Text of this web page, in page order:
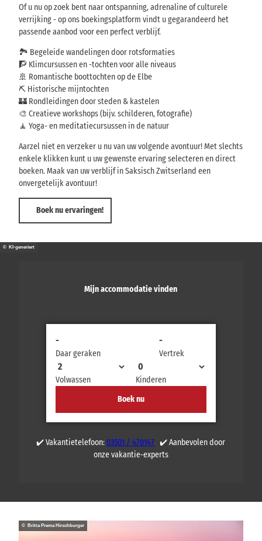
Of u nu op zoek bent naar ontspanning, adrenaline of culturele
verrijking - op ons boekingsplatform vindt u gegarandeerd het
passende aanbod voor een perfect verblijf.
🏞️ Begeleide wandelingen door rotsformaties
🧗 Klimcursussen en -tochten voor alle niveaus
🚢 Romantische boottochten op de Elbe
⛏️ Historische mijntochten
🏰 Rondleidingen door steden & kastelen
🎨 Creatieve workshops (bijv. schilderen, fotografie)
🧘 Yoga- en meditatiecursussen in de natuur
Aarzel niet en verzeker u nu van uw volgende avontuur! Met slechts
enkele klikken kunt u uw gewenste ervaring selecteren en direct
boeken. Maak van uw verblijf in Saksisch Zwitserland een
onvergetelijk avontuur!
Boek nu ervaringen!
© KI-generiert
Mijn accommodatie vinden
Daar geraken
-
Vertrek
-
Volwassen
Kinderen
Boek nu
✔️ Vakantietelefoon:03501 / 470147 ✔️ Aanbevolen door
onze vakantie-experts
© Britta Prema Hirschburger